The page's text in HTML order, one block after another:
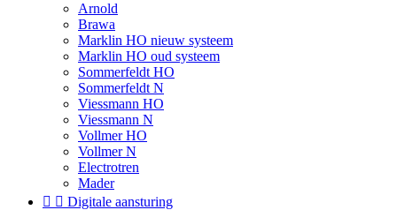
Arnold
Brawa
Marklin HO nieuw systeem
Marklin HO oud systeem
Sommerfeldt HO
Sommerfeldt N
Viessmann HO
Viessmann N
Vollmer HO
Vollmer N
Electrotren
Mader
  Digitale aansturing